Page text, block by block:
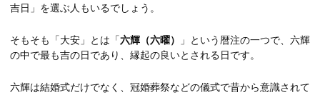
吉日」を選ぶ人もいるでしょう。
そもそも「大安」とは「六輝（六曜）
」という暦注の一つで、六輝
の中で最も吉の日であり、縁起の良いとされる日です。
六輝は結婚式だけでなく、冠婚葬祭などの儀式で昔から意識されて